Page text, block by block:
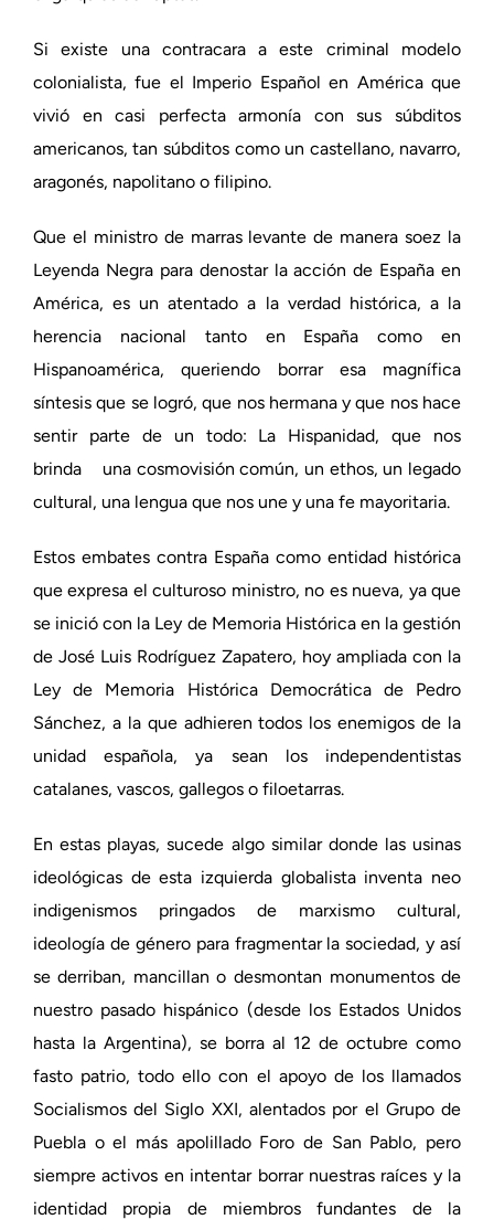
Si existe una contracara a este criminal modelo
colonialista, fue el Imperio Español en América que
vivió en casi perfecta armonía con sus súbditos
americanos, tan súbditos como un castellano, navarro,
aragonés, napolitano o filipino.
Que el ministro de marras levante de manera soez la
Leyenda Negra para denostar la acción de España en
América, es un atentado a la verdad histórica, a la
herencia nacional tanto en España como en
Hispanoamérica, queriendo borrar esa magnífica
síntesis que se logró, que nos hermana y que nos hace
sentir parte de un todo: La Hispanidad, que nos
brinda una cosmovisión común, un ethos, un legado
cultural, una lengua que nos une y una fe mayoritaria.
Estos embates contra España como entidad histórica
que expresa el culturoso ministro, no es nueva, ya que
se inició con la Ley de Memoria Histórica en la gestión
de José Luis Rodríguez Zapatero, hoy ampliada con la
Ley de Memoria Histórica Democrática de Pedro
Sánchez, a la que adhieren todos los enemigos de la
unidad española, ya sean los independentistas
catalanes, vascos, gallegos o filoetarras.
En estas playas, sucede algo similar donde las usinas
ideológicas de esta izquierda globalista inventa neo
indigenismos pringados de marxismo cultural,
ideología de género para fragmentar la sociedad, y así
se derriban, mancillan o desmontan monumentos de
nuestro pasado hispánico (desde los Estados Unidos
hasta la Argentina), se borra al 12 de octubre como
fasto patrio, todo ello con el apoyo de los llamados
Socialismos del Siglo XXI, alentados por el Grupo de
Puebla o el más apolillado Foro de San Pablo, pero
siempre activos en intentar borrar nuestras raíces y la
identidad propia de miembros fundantes de la